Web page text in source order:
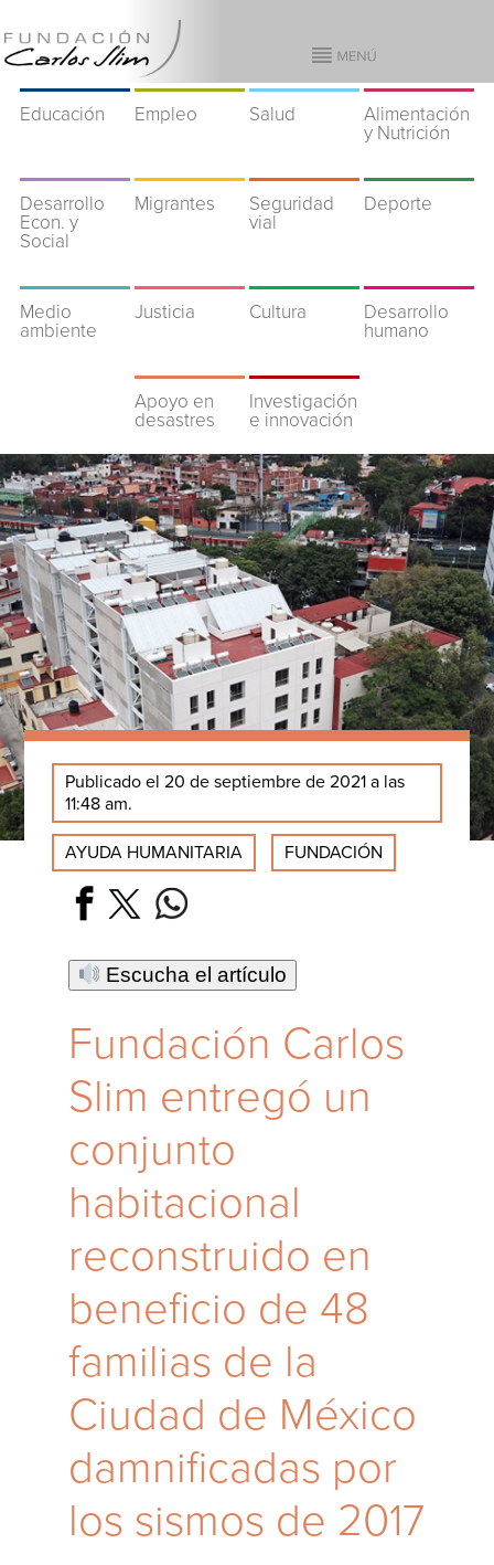
Educación Empleo Salud
Alimentación
y Nutrición
Desarrollo
Econ. y
Social
Migrantes
Seguridad
vial
Deporte
Medio
ambiente
Justicia Cultura
Desarrollo
humano
Apoyo en
desastres
Investigación
e innovación
Publicado el 20 de septiembre de 2021 a las
11:48 am.
AYUDA HUMANITARIA FUNDACIÓN
Escucha el artículo
Fundación Carlos
Slim entregó un
conjunto
habitacional
reconstruido en
beneficio de 48
familias de la
Ciudad de México
damnificadas por
los sismos de 2017